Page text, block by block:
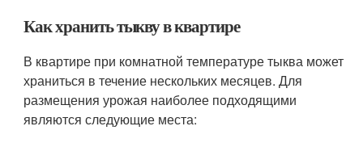
Как хранить тыкву в квартире
В квартире при комнатной температуре тыква может
храниться в течение нескольких месяцев. Для
размещения урожая наиболее подходящими
являются следующие места: